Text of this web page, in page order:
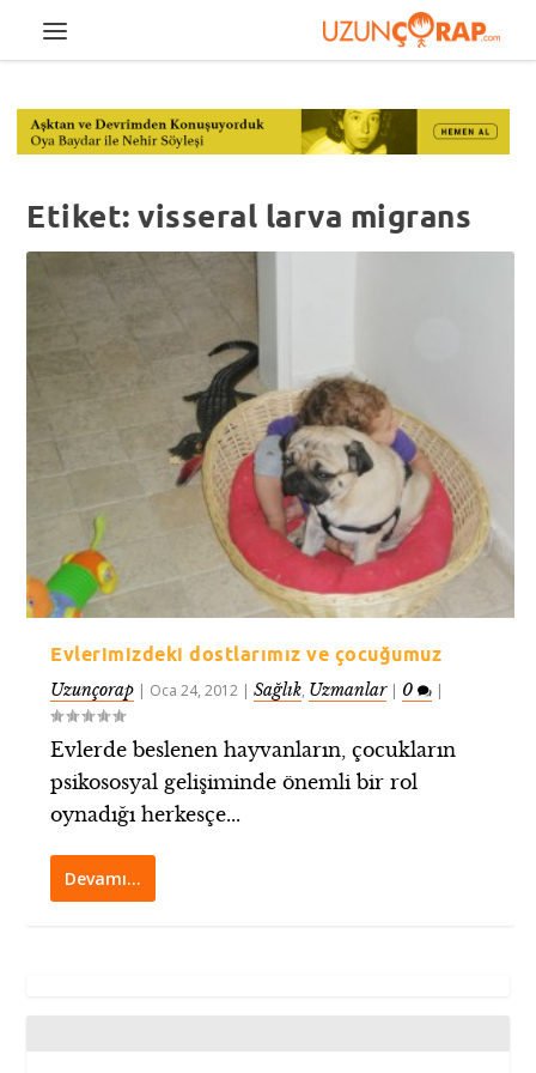
Etiket:visseral larva migrans
Evlerimizdeki dostlarımız ve çocuğumuz
Uzunçorap | Oca 24, 2012 |Sağlık, Uzmanlar| 0 |
Evlerde beslenen hayvanların, çocukların
psikososyal gelişiminde önemli bir rol
oynadığı herkesçe...
Devamı…